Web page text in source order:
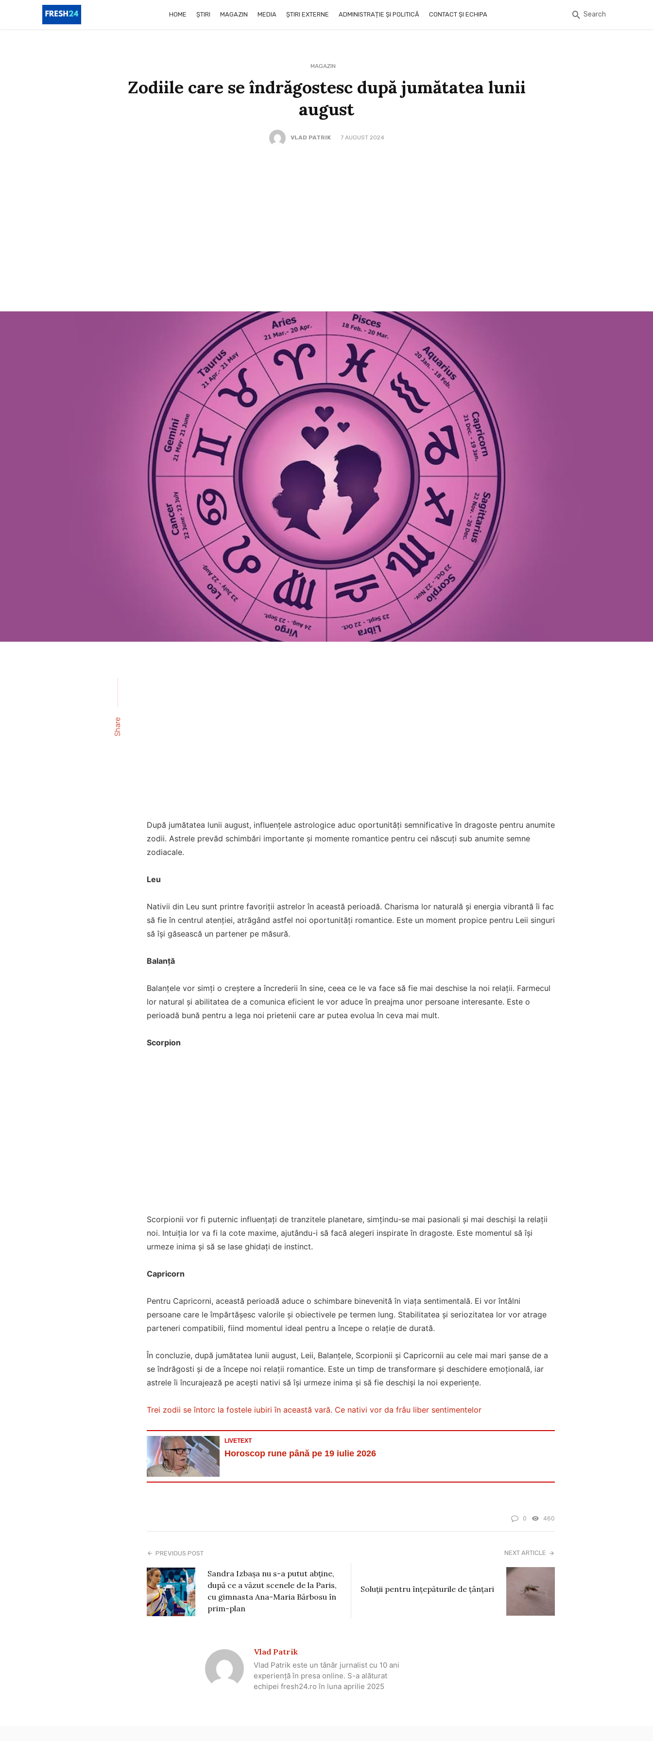
HOME ȘTIRI MAGAZIN MEDIA ȘTIRI EXTERNE ADMINISTRAȚIE ȘI POLITICĂ CONTACT ȘI ECHIPA Search
MAGAZIN
Zodiile care se îndrăgostesc după jumătatea lunii
august
VLAD PATRIK 7 AUGUST 2024
Share
După jumătatea lunii august, influențele astrologice aduc oportunități semnificative în dragoste pentru anumite
zodii. Astrele prevăd schimbări importante și momente romantice pentru cei născuți sub anumite semne
zodiacale.
Leu
Nativii din Leu sunt printre favoriții astrelor în această perioadă. Charisma lor naturală și energia vibrantă îi fac
să fie în centrul atenției, atrăgând astfel noi oportunități romantice. Este un moment propice pentru Leii singuri
să își găsească un partener pe măsură.
Balanță
Balanțele vor simți o creștere a încrederii în sine, ceea ce le va face să fie mai deschise la noi relații. Farmecul
lor natural și abilitatea de a comunica eficient le vor aduce în preajma unor persoane interesante. Este o
perioadă bună pentru a lega noi prietenii care ar putea evolua în ceva mai mult.
Scorpion
Scorpionii vor fi puternic influențați de tranzitele planetare, simțindu-se mai pasionali și mai deschiși la relații
noi. Intuiția lor va fi la cote maxime, ajutându-i să facă alegeri inspirate în dragoste. Este momentul să își
urmeze inima și să se lase ghidați de instinct.
Capricorn
Pentru Capricorni, această perioadă aduce o schimbare binevenită în viața sentimentală. Ei vor întâlni
persoane care le împărtășesc valorile și obiectivele pe termen lung. Stabilitatea și seriozitatea lor vor atrage
parteneri compatibili, fiind momentul ideal pentru a începe o relație de durată.
În concluzie, după jumătatea lunii august, Leii, Balanțele, Scorpionii și Capricornii au cele mai mari șanse de a
se îndrăgosti și de a începe noi relații romantice. Este un timp de transformare și deschidere emoțională, iar
astrele îi încurajează pe acești nativi să își urmeze inima și să fie deschiși la noi experiențe.
Trei zodii se întorc la fostele iubiri în această vară. Ce nativi vor da frâu liber sentimentelor
LIVETEXT
Horoscop rune până pe 19 iulie 2026
0 460
PREVIOUS POST
Sandra Izbașa nu s-a putut abține,
după ce a văzut scenele de la Paris,
cu gimnasta Ana-Maria Bărbosu în
prim-plan
NEXT ARTICLE
Soluții pentru înțepăturile de țânțari
Vlad Patrik
Vlad Patrik este un tânăr jurnalist cu 10 ani
experiență în presa online. S-a alăturat
echipei fresh24.ro în luna aprilie 2025